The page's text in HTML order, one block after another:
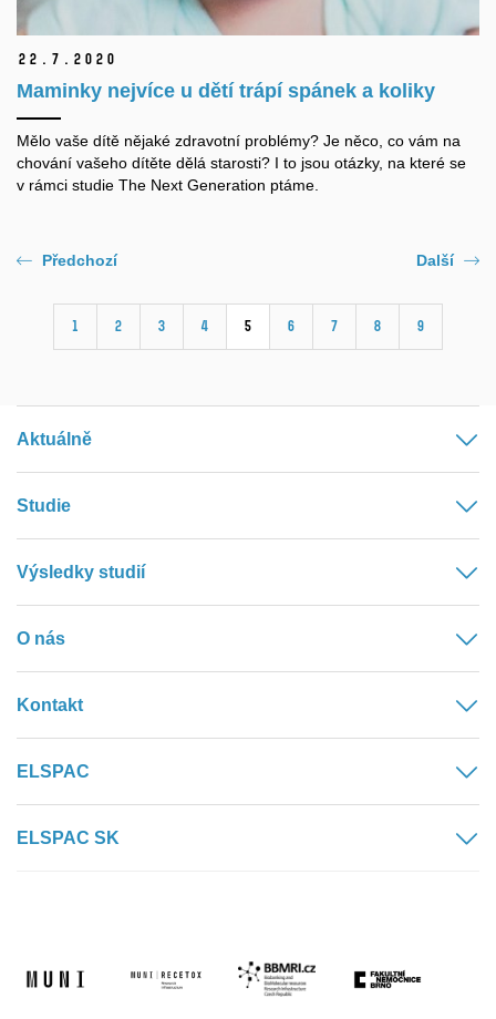
22. 7. 2020
Maminky nejvíce u dětí trápí spánek a koliky
Mělo vaše dítě nějaké zdravotní problémy? Je něco, co vám na
chování vašeho dítěte dělá starosti? I to jsou otázky, na které se
v rámci studie The Next Generation ptáme.
Předchozí
1 2 3 4 5 6 7 8 9
Další
Aktuálně
Studie
Výsledky studií
O nás
Kontakt
ELSPAC
ELSPAC SK